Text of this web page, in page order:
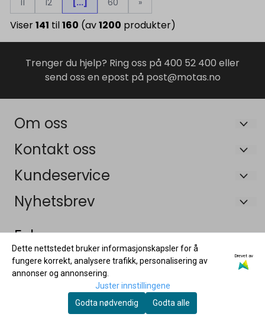
11
12 [...] 60 »
Viser141 til160 (av1200 produkter)
Trenger du hjelp? Ring oss på 400 52 400 eller
send oss en epost på post@motas.no
Om oss
Maskin og Tilhengersenteret AS
Org. nr. 926448315 MVA
Tlf:40052400
post@motas.no
Kontakt oss
Om oss
Frakt og retur
Personvernerklæring
Garanti og reklamasjon
Våre tilhenger forhandlere
Kundeservice
Om oss
Personvernerklæring
Garanti og reklamasjon
Våre tilhenger forhandlere
Nyhetsbrev
E-post
Registrer deg
Følg oss:
Dette nettstedet bruker informasjonskapsler for å
fungere korrekt, analysere trafikk, personalisering av
annonser og annonsering.
Drevet av
Juster innstillingene
Godta nødvendig
Godta alle